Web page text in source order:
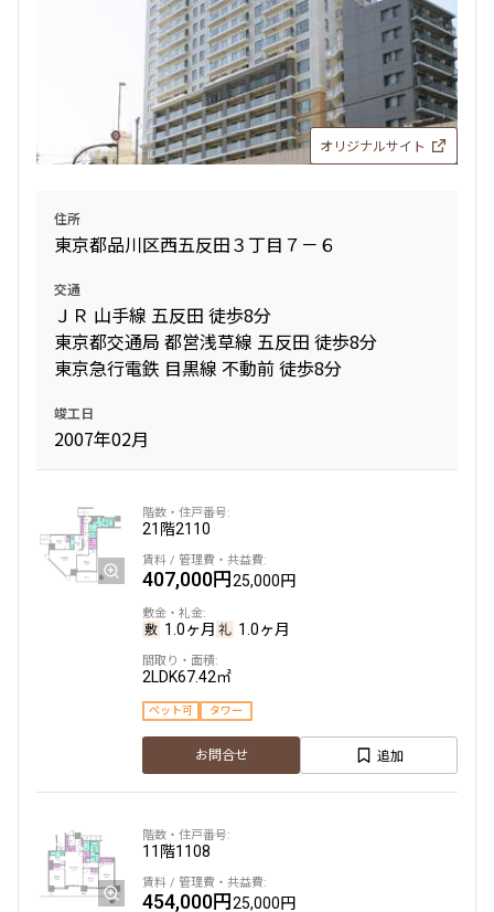
オリジナルサイト
住所
東京都品川区西五反田３丁目７－６
交通
ＪＲ 山手線 五反田 徒歩8分
東京都交通局 都営浅草線 五反田 徒歩8分
東京急行電鉄 目黒線 不動前 徒歩8分
竣工日
2007年02月
21階2110
407,000円25,000円
1.0ヶ月 1.0ヶ月
2LDK67.42㎡
ペット可 タワー
お問合せ 追加
11階1108
454,000円25,000円